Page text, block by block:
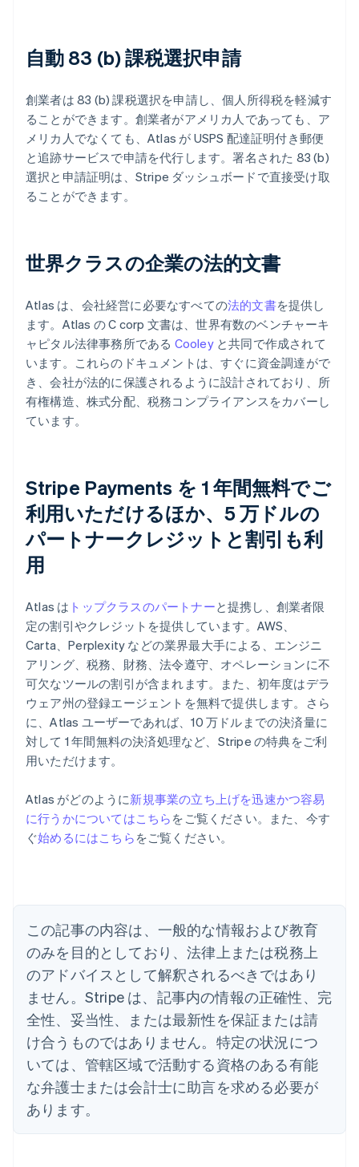
自動 83 (b) 課税選択申請
創業者は 83 (b) 課税選択を申請し、個人所得税を軽減す
ることができます。創業者がアメリカ人であっても、ア
メリカ人でなくても、Atlas が USPS 配達証明付き郵便
と追跡サービスで申請を代行します。署名された 83 (b)
選択と申請証明は、Stripe ダッシュボードで直接受け取
ることができます。
世界クラスの企業の法的文書
Atlas は、会社経営に必要なすべての法的文書を提供し
ます。Atlas の C corp 文書は、世界有数のベンチャーキ
ャピタル法律事務所である Cooleyと共同で作成されて
います。これらのドキュメントは、すぐに資金調達がで
き、会社が法的に保護されるように設計されており、所
有権構造、株式分配、税務コンプライアンスをカバーし
ています。
Stripe Payments を 1 年間無料でご
利用いただけるほか、5 万ドルの
パートナークレジットと割引も利
用
Atlas は トップクラスのパートナーと提携し、創業者限
定の割引やクレジットを提供しています。AWS、
Carta、Perplexity などの業界最大手による、エンジニ
アリング、税務、財務、法令遵守、オペレーションに不
可欠なツールの割引が含まれます。また、初年度はデラ
ウェア州の登録エージェントを無料で提供します。さら
に、Atlas ユーザーであれば、10 万ドルまでの決済量に
対して 1 年間無料の決済処理など、Stripe の特典をご利
用いただけます。
Atlas がどのように新規事業の立ち上げを迅速かつ容易
に行うかについてはこちら をご覧ください。また、今す
ぐ始めるにはこちら をご覧ください。
この記事の内容は、一般的な情報および教育
のみを目的としており、法律上または税務上
のアドバイスとして解釈されるべきではあり
ません。Stripe は、記事内の情報の正確性、完
全性、妥当性、または最新性を保証または請
け合うものではありません。特定の状況につ
いては、管轄区域で活動する資格のある有能
な弁護士または会計士に助言を求める必要が
あります。
English
アメリカ
EnglishEspañol简体中文
ItalianoEnglish
インド
エストニア
English
オーストラリア
English
オーストリア
DeutschEnglish
オランダ
NederlandsEnglish
カナダ